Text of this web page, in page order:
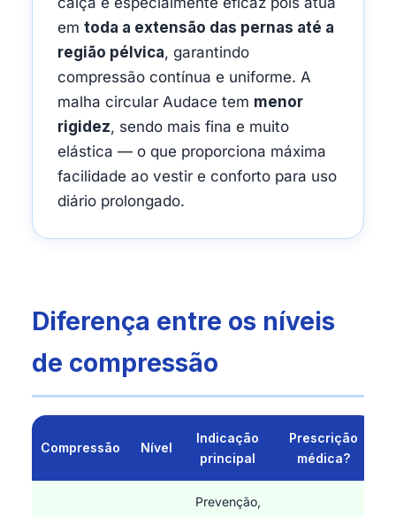
em toda a extensão das pernas até a
região pélvica, garantindo
compressão contínua e uniforme. A
malha circular Audace tem menor
rigidez, sendo mais fina e muito
elástica — o que proporciona máxima
facilidade ao vestir e conforto para uso
diário prolongado.
Diferença entre os níveis
de compressão
Compressão Nível
Indicação
principal
Prescrição
médica?
Prevenção,